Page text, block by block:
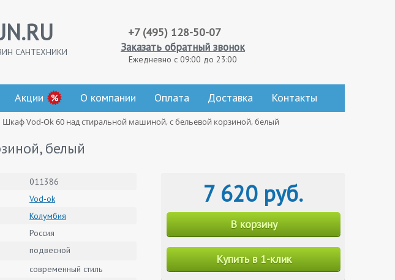
САНТЕХНИКИ
+7 (495) 128-50-07
Заказать обратный звонок
Ежедневно с 09:00 до 23:00
Акции О компании Оплата Доставка Контакты
Шкаф Vod-Ok 60 над стиральной машиной, с бельевой корзиной, белый
белый
011386
Vod-ok
Колумбия
Россия
подвесной
современный стиль
7 620 руб.
В корзину
Купить в 1-клик